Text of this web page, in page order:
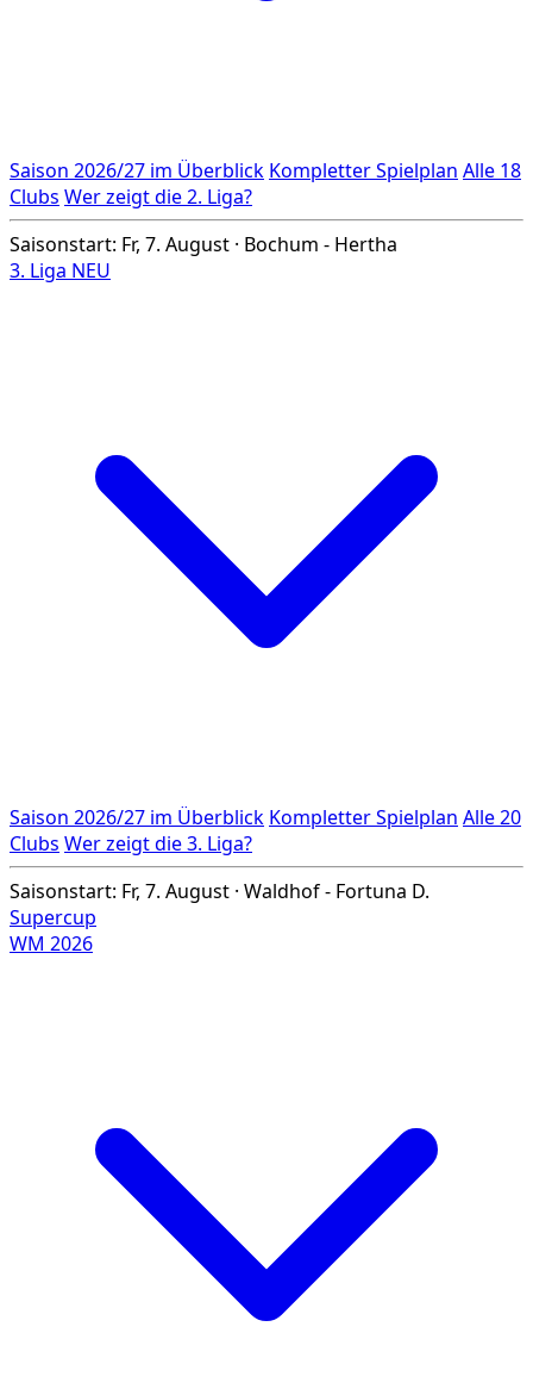
Saison 2026/27 im Überblick Kompletter Spielplan Alle 18
Clubs Wer zeigt die 2. Liga?
Saisonstart: Fr, 7. August · Bochum - Hertha
3. Liga NEU
Saison 2026/27 im Überblick Kompletter Spielplan Alle 20
Clubs Wer zeigt die 3. Liga?
Saisonstart: Fr, 7. August · Waldhof - Fortuna D.
Supercup
WM 2026